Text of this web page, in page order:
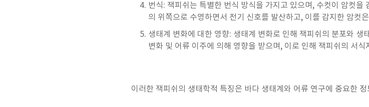
번식: 잭피쉬는 특별한 번식 방식을 가지고 있으며, 수컷이 암컷을
의 위쪽으로 수영하면서 전기 신호를 발산하고, 이를 감지한 암컷
생태계 변화에 대한 영향: 생태계 변화로 인해 잭피쉬의 분포와
변화 및 어류 이주에 의해 영향을 받으며, 이로 인해 잭피쉬의 서식
이러한 잭피쉬의 생태학적 특징은 바다 생태계와 어류 연구에 중요한